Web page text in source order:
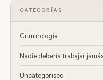
CATEGORÍAS
Criminología
Nadie debería trabajar
Uncategorised